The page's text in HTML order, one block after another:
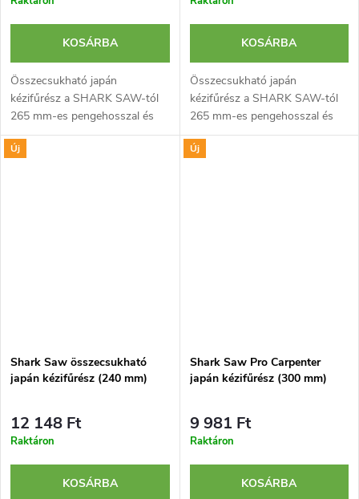
KOSÁRBA
Összecsukható japán
kézifűrész a SHARK SAW-tól
265 mm-es pengehosszal és
csúszásmentes felületű
műanyag markolattal. Ideális
KOSÁRBA
Összecsukható japán
kézifűrész a SHARK SAW-tól
265 mm-es pengehosszal és
csúszásmentes felületű
műanyag markolattal. Ideális
Új
Shark Saw összecsukható
japán kézifűrész (240 mm)
12 148 Ft
Raktáron
KOSÁRBA
Új
Shark Saw Pro Carpenter
japán kézifűrész (300 mm)
9 981 Ft
Raktáron
KOSÁRBA